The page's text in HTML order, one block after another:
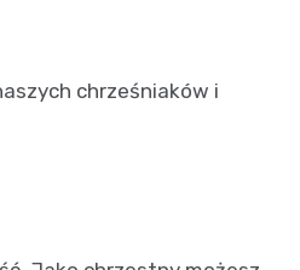
chrześniaków i